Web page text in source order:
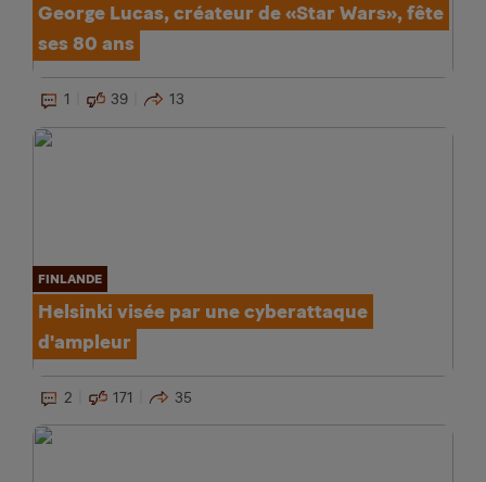
George Lucas, créateur de «Star Wars», fête
ses 80 ans
1 39 13
FINLANDE
Helsinki visée par une cyberattaque
d'ampleur
2 171 35